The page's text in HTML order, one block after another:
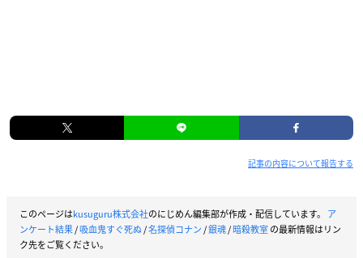
記事の内容について報告する
このページはkusuguru株式会社のにじめん編集部が作成・配信しています。 ア
ンケート結果/吸血鬼すぐ死ぬ/名探偵コナン/銀魂/暗殺教室の最新情報はリン
ク先をご覧ください。